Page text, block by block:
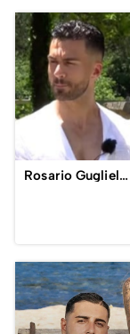
Rosario Guglielmi